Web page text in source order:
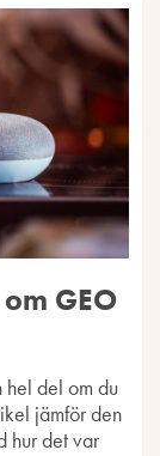
GEO
hel del om du
jämför den
hur det var